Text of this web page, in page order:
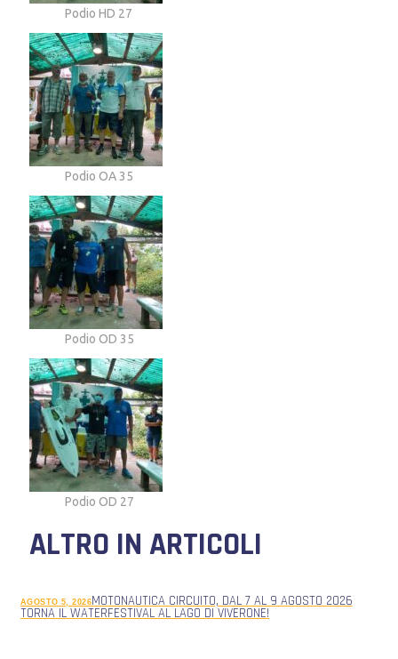
Podio HD 27
Podio OA 35
Podio OD 35
Podio OD 27
ALTRO IN ARTICOLI
AGOSTO 5, 2026MOTONAUTICA CIRCUITO, DAL 7 AL 9 AGOSTO 2026
TORNA IL WATERFESTIVAL AL LAGO DI VIVERONE!